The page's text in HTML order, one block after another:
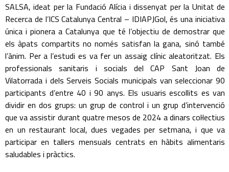
SALSA, ideat per la Fundació Alícia i dissenyat per la Unitat de
Recerca de l’ICS Catalunya Central – IDIAPJGol, és una iniciativa
única i pionera a Catalunya que té l’objectiu de demostrar que
els àpats compartits no només satisfan la gana, sinó també
l’ànim. Per a l’estudi es va fer un assaig clínic aleatoritzat. Els
professionals sanitaris i socials del CAP Sant Joan de
Vilatorrada i dels Serveis Socials municipals van seleccionar 90
participants d’entre 40 i 90 anys. Els usuaris escollits es van
dividir en dos grups: un grup de control i un grup d’intervenció
que va assistir durant quatre mesos de 2024 a dinars col·lectius
en un restaurant local, dues vegades per setmana, i que va
participar en tallers mensuals centrats en hàbits alimentaris
saludables i pràctics.